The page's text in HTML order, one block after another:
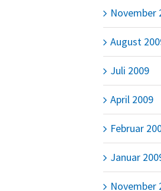
November
August
Juli 2009
April 2009
Februar
Januar
November